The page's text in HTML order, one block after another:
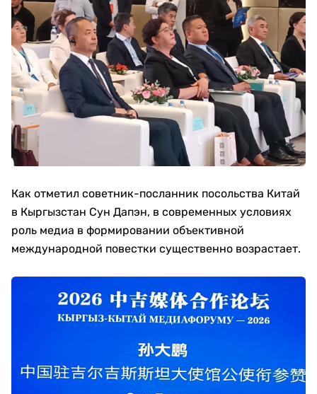
Как отметил советник-посланник посольства Китай
в Кыргызстан Сун Дапэн, в современных условиях
роль медиа в формировании объективной
международной повестки существенно возрастает.